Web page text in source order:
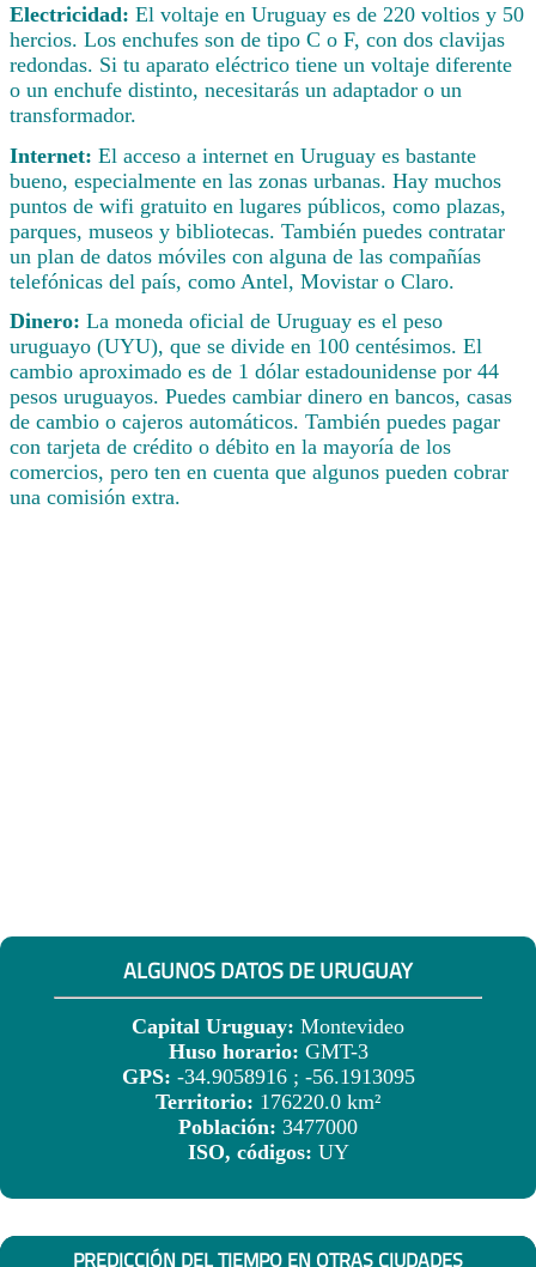
Electricidad: El voltaje en Uruguay es de 220 voltios y 50
hercios. Los enchufes son de tipo C o F, con dos clavijas
redondas. Si tu aparato eléctrico tiene un voltaje diferente
o un enchufe distinto, necesitarás un adaptador o un
transformador.
Internet: El acceso a internet en Uruguay es bastante
bueno, especialmente en las zonas urbanas. Hay muchos
puntos de wifi gratuito en lugares públicos, como plazas,
parques, museos y bibliotecas. También puedes contratar
un plan de datos móviles con alguna de las compañías
telefónicas del país, como Antel, Movistar o Claro.
Dinero: La moneda oficial de Uruguay es el peso
uruguayo (UYU), que se divide en 100 centésimos. El
cambio aproximado es de 1 dólar estadounidense por 44
pesos uruguayos. Puedes cambiar dinero en bancos, casas
de cambio o cajeros automáticos. También puedes pagar
con tarjeta de crédito o débito en la mayoría de los
comercios, pero ten en cuenta que algunos pueden cobrar
una comisión extra.
ALGUNOS DATOS DE URUGUAY
Capital Uruguay: Montevideo
Huso horario: GMT-3
GPS: -34.9058916 ; -56.1913095
Territorio: 176220.0 km²
Población: 3477000
ISO, códigos: UY
PREDICCIÓN DEL TIEMPO EN OTRAS CIUDADES